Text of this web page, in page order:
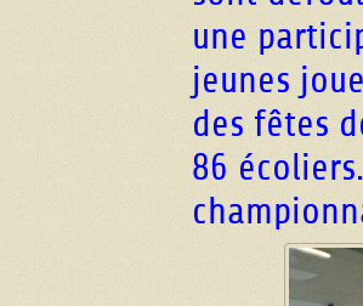
une
jeunes
des fêtes
86